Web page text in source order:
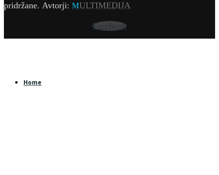
pridržane. Avtorji: MULTIMEDIJA
Facebook
Home